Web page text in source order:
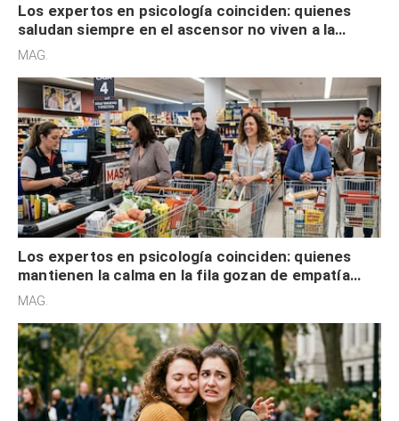
Los expertos en psicología coinciden: quienes
saludan siempre en el ascensor no viven a la
defensiva y tienen apertura social
MAG.
Los expertos en psicología coinciden: quienes
mantienen la calma en la fila gozan de empatía
cognitiva, gratitud y no solo tienen autocontrol
MAG.